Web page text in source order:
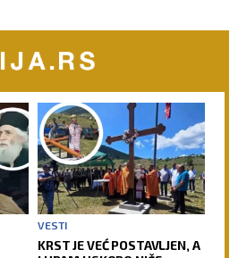
VESTI
KRST JE VEĆ POSTAVLJEN, A